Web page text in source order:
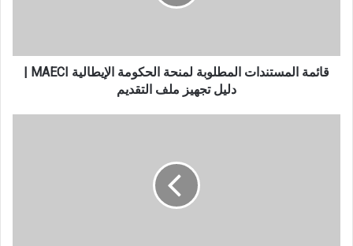
دليل
تجهيز
قائمة المستندات المطلوبة لمنحة الحكومة الإيطالية MAECI |
دليل تجهيز ملف التقديم